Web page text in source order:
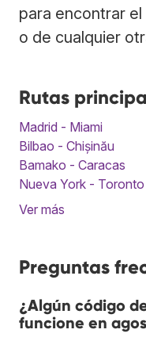
para encontrar
o de cualquier
Rutas
Madrid - Miami
Bilbao - Chișinău
Bamako - Caracas
Nueva York - Toronto
Ver más
Preguntas
¿Algún código
funcione en